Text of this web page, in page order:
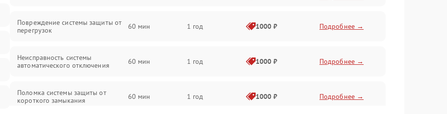
Повреждение системы защиты от
перегрузок
60 мин 1 год 1000 ₽ Подробнее →
Неисправность системы
автоматического отключения
60 мин 1 год 1000 ₽ Подробнее →
Поломка системы защиты от
короткого замыкания
60 мин 1 год 1000 ₽ Подробнее →